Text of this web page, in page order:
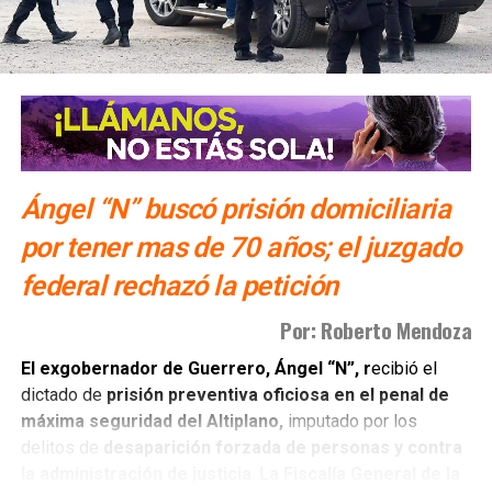
Esta reapertura parcial en Michoacán fue renovada
debido al despliegue de mil 557 elementos del
Ejército y la Guardia Nacional,enviados para resguardar
a los inspectores tras los incidentes registrados a
mediados de la semana. Mientras tanto, el aguacate
proveniente del estado de Jalisco se procesa y exporta
hacia territorio estadounidense con normalidad, ya que
dicha entidad no estuvo involucrada en la alerta que
provocó la pausa de las operaciones.
También lee: Ingresa ex gobernador de Guerrero al penal
Ángel “N” buscó prisión domiciliaria
por tener mas de 70 años; el juzgado
federal rechazó la petición
Por: Roberto Mendoza
El exgobernador de Guerrero, Ángel “N”, recibió el
dictado de prisión preventiva oficiosa en el penal de
máxima seguridad del Altiplano, imputado por los
delitos de
desaparición forzada de personas y contra